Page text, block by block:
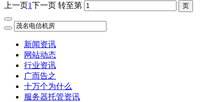
上一页1下一页 转至第
新闻资讯
网站动态
行业资讯
广而告之
十万个为什么
服务器托管资讯